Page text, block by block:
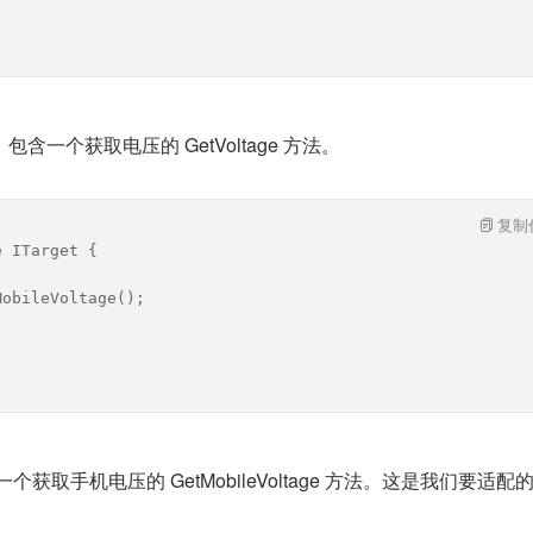
含一个获取电压的 GetVoltage 方法。
ITarget {
复制
个获取手机电压的 GetMobileVoltage 方法。这是我们要适配